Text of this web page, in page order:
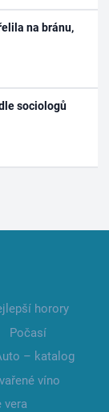
na bránu,
sociologů
horory
Počasí
– katalog
víno
vera